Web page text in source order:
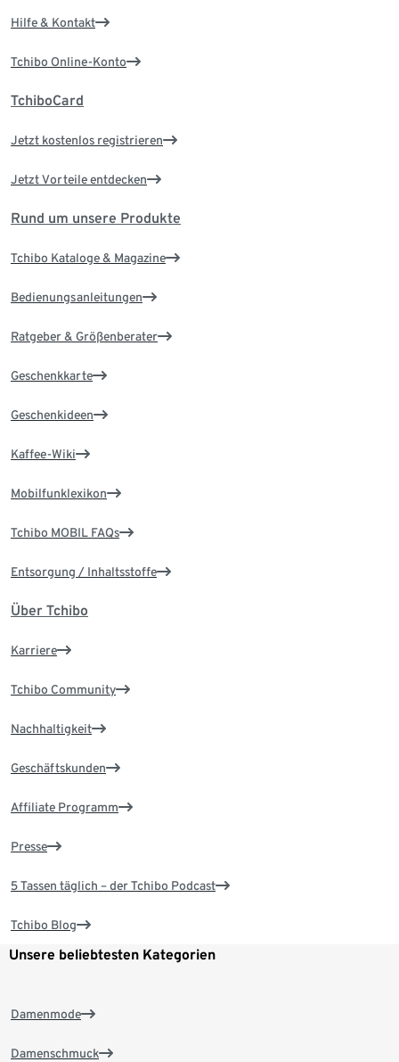
Hilfe & Kontakt
Tchibo Online-Konto
TchiboCard
Jetzt kostenlos registrieren
Jetzt Vorteile entdecken
Rund um unsere Produkte
Tchibo Kataloge & Magazine
Bedienungsanleitungen
Ratgeber & Größenberater
Geschenkkarte
Geschenkideen
Kaffee-Wiki
Mobilfunklexikon
Tchibo MOBIL FAQs
Entsorgung / Inhaltsstoffe
Über Tchibo
Karriere
Tchibo Community
Nachhaltigkeit
Geschäftskunden
Affiliate Programm
Presse
5 Tassen täglich – der Tchibo Podcast
Tchibo Blog
Unsere beliebtesten Kategorien
Damenmode
Damenschmuck